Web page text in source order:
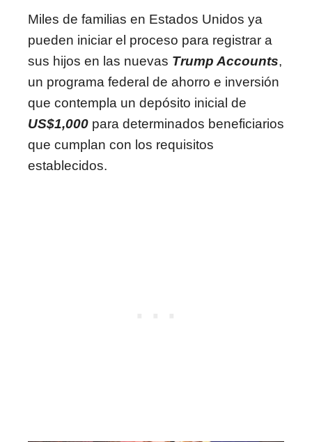
Miles de familias en Estados Unidos ya
pueden iniciar el proceso para registrar a
sus hijos en las nuevas Trump Accounts,
un programa federal de ahorro e inversión
que contempla un depósito inicial de
US$1,000 para determinados beneficiarios
que cumplan con los requisitos
establecidos.